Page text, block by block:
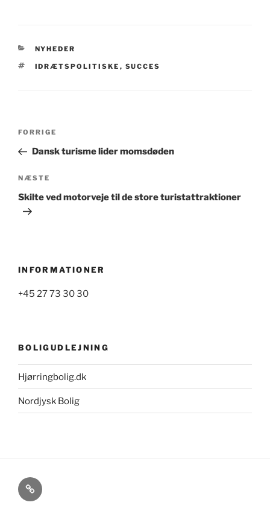
KATEGORIER
NYHEDER
TAGS
IDRÆTSPOLITISKE , SUCCES
Indlægsnavigation
Forrige
indlæg
FORRIGE
Dansk turisme lider momsdøden
Næste
indlæg
NÆSTE
Skilte ved motorveje til de store turistattraktioner
INFORMATIONER
+45 27 73 30 30
BOLIGUDLEJNING
Hjørringbolig.dk
Nordjysk Bolig
Cookie-
og